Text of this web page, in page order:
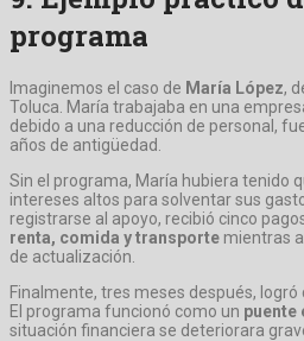
programa
Imaginemos el caso de María López,
Toluca. María trabajaba en una
debido a una reducción de personal,
años de antigüedad.
Sin el programa, María hubiera tenido
intereses altos para solventar sus
registrarse al apoyo, recibió cinco
renta, comida y transporte mientras
de actualización.
Finalmente, tres meses después, logró
El programa funcionó como un puente
situación financiera se deteriorara